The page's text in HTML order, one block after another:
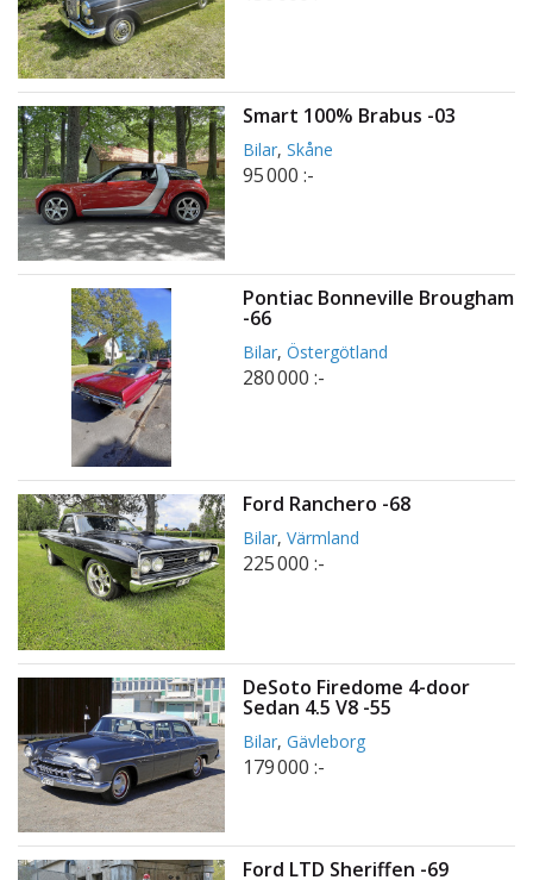
Smart 100% Brabus -03
Bilar,Skåne
95 000 :-
Pontiac Bonneville Brougham
-66
Bilar,Östergötland
280 000 :-
Ford Ranchero -68
Bilar,Värmland
225 000 :-
DeSoto Firedome 4-door
Sedan 4.5 V8 -55
Bilar,Gävleborg
179 000 :-
Ford LTD Sheriffen -69